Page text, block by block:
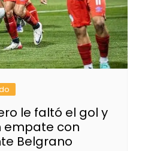
le faltó el gol y
empate con
Belgrano